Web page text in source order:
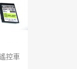
控車